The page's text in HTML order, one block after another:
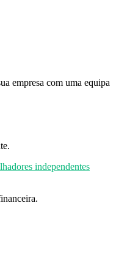
empresa com uma equipa
independentes